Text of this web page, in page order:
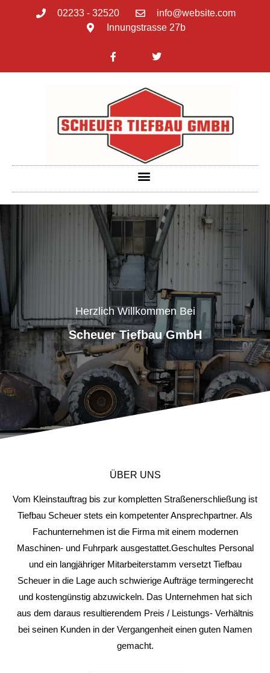
02233 - 32520
info@website.com
Innungstrasse 27b
Herzlich Willkommen Bei
Scheuer Tiefbau GmbH
ÜBER UNS
Vom Kleinstauftrag bis zur kompletten Straßenerschließung ist
Tiefbau Scheuer stets ein kompetenter Ansprechpartner. Als
Fachunternehmen ist die Firma mit einem modernen
Maschinen- und Fuhrpark ausgestattet.Geschultes Personal
und ein langjähriger Mitarbeiterstamm versetzt Tiefbau
Scheuer in die Lage auch schwierige Aufträge termingerecht
und kostengünstig abzuwickeln. Das Unternehmen hat sich
aus dem daraus resultierendem Preis / Leistungs- Verhältnis
bei seinen Kunden in der Vergangenheit einen guten Namen
gemacht.